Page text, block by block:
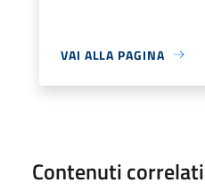
VAI ALLA PAGINA
Contenuti correlati